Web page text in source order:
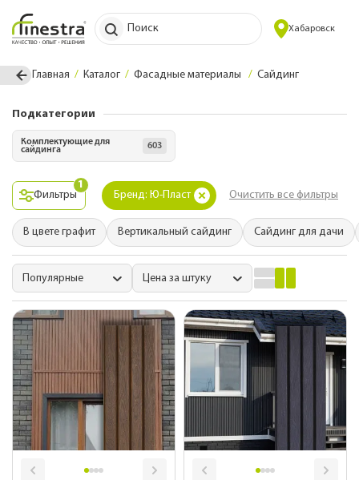
Поиск Хабаровск
Главная Каталог Фасадные материалы Сайдинг
Подкатегории
Комплектующие для
сайдинга
603
Фильтры
1
Бренд: Ю-Пласт
Очистить все фильтры
В цвете графит Вертикальный сайдинг Сайдинг для дачи
Популярные Цена за штуку